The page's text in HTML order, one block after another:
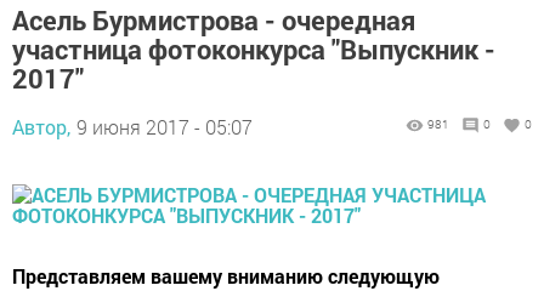
Асель Бурмистрова - очередная
участница фотоконкурса "Выпускник -
2017"
Автор, 9 июня 2017 - 05:07 981 0 0
Представляем вашему вниманию следующую